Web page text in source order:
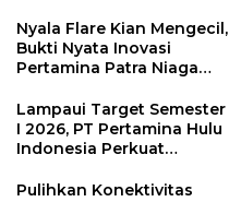
12 Jahitan!
Nyala Flare Kian Mengecil,
Bukti Nyata Inovasi
Pertamina Patra Niaga
Net Zero Emission 2060
Lampaui Target Semester
I 2026, PT Pertamina Hulu
Indonesia Perkuat
Nasional Lewat Inovasi &
Pulihkan Konektivitas